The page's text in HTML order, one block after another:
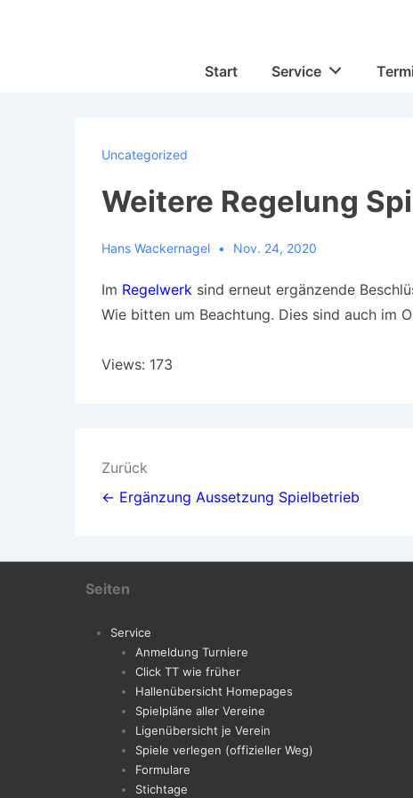
Hauptnavigation
Start Service
Uncategorized
Weitere Regelung
Hans Wackernagel Nov. 24, 2020
Im Regelwerk sind erneut ergänzende
Wie bitten um Beachtung. Dies sind auch im
Views: 173
Beitragsnavigation
Zurück
← Ergänzung Aussetzung Spielbetrieb
Seiten
Service
Anmeldung Turniere
Click TT wie früher
Hallenübersicht Homepages
Spielpläne aller Vereine
Ligenübersicht je Verein
Spiele verlegen (offizieller Weg)
Formulare
Stichtage